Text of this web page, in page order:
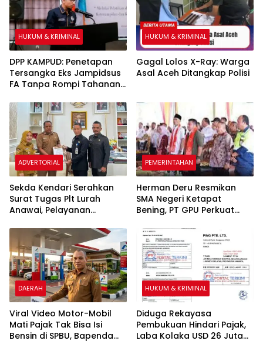
HUKUM & KRIMINAL
DPP KAMPUD: Penetapan
Tersangka Eks Jampidsus
FA Tanpa Rompi Tahanan
Khusus
HUKUM & KRIMINAL
Gagal Lolos X-Ray: Warga
Asal Aceh Ditangkap Polisi
ADVERTORIAL
Sekda Kendari Serahkan
Surat Tugas Plt Lurah
Anawai, Pelayanan
Tetap Berjalan
PEMERINTAHAN
Herman Deru Resmikan
SMA Negeri Ketapat
Bening, PT GPU Perkuat
Muratara
DAERAH
​Viral Video Motor-Mobil
Mati Pajak Tak Bisa Isi
Bensin di SPBU, Bapenda
HUKUM & KRIMINAL
Diduga Rekayasa
Pembukuan Hindari Pajak,
Laba Kolaka USD 26 Juta